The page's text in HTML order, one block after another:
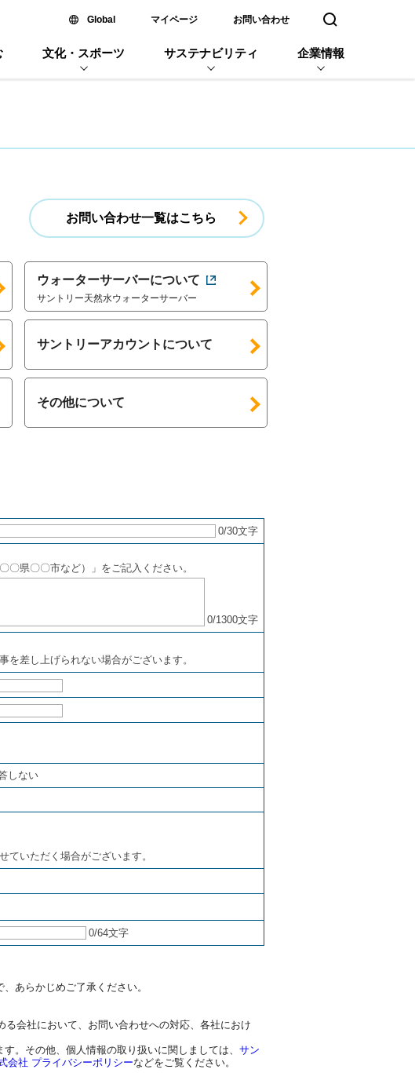
Global新しいウィンドウで開く
マイページ お問い合わせ 検索窓を開く
文化・スポーツ サステナビリティ 企業情報
お問い合わせ一覧はこちら
ウォーターサーバーについて
サントリー天然水ウォーターサーバー
サントリーアカウントについて
その他について
0/30文字
県〇〇市など）」をご記入ください。
0/1300文字
差し上げられない場合がございます。
しない
いただく場合がございます。
0/64文字
あらかじめご了承ください。
会社において、お問い合わせへの対応、各社におけ
。その他、個人情報の取り扱いに関しましては、 サン
会社 プライバシーポリシーなどをご覧ください。